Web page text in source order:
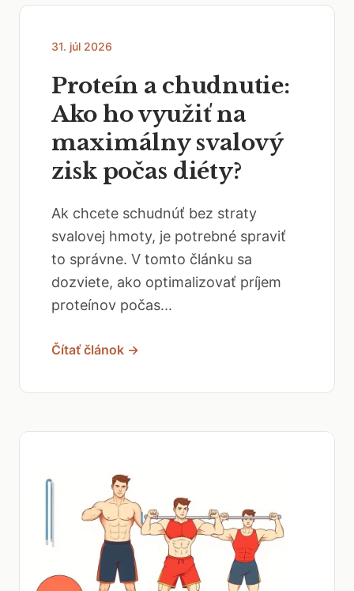
31. júl 2026
Proteín a chudnutie:
Ako ho využiť na
maximálny svalový
zisk počas diéty?
Ak chcete schudnúť bez straty
svalovej hmoty, je potrebné spraviť
to správne. V tomto článku sa
dozviete, ako optimalizovať príjem
proteínov počas...
Čítať článok →